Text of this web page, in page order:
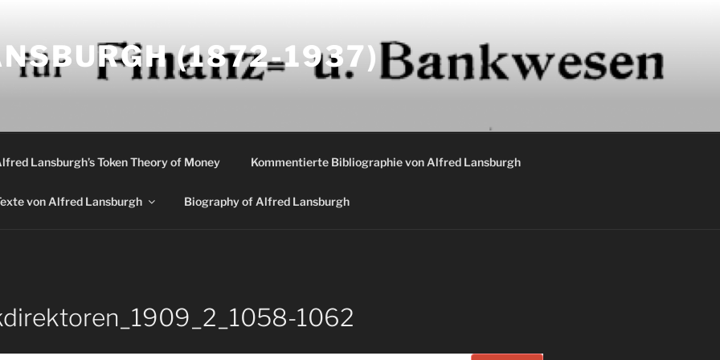
(1872-1937)
Lansburgh’s Token Theory of Money Kommentierte Bibliographie von Alfred Lansburgh
von Alfred Lansburgh Biography of Alfred Lansburgh
1062